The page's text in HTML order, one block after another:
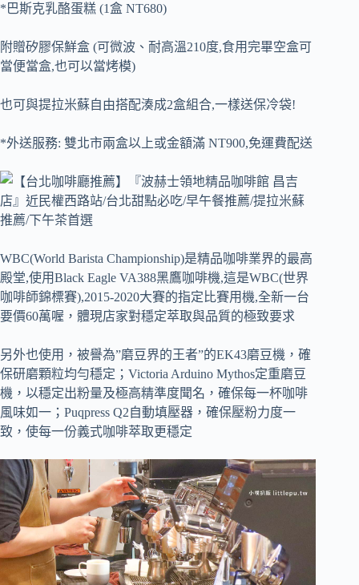
*巴斯克乳酪蛋糕 (1盒 NT680)
附贈矽膠保鮮盒 (可微波、耐高溫210度,食用完畢空盒可
當便當盒,也可以當烤模)
也可與提拉米蘇自由搭配湊成2盒組合,一樣送保冷袋!
*外送服務: 雙北市兩盒以上或金額滿 NT900,免運費配送
WBC(World Barista Championship)是精品咖啡業界的最高
殿堂,使用Black Eagle VA388黑鷹咖啡機,這是WBC(世界
咖啡師錦標賽),2015-2020大賽的指定比賽用機,全新一台
要價60萬喔，體現店家對穩定萃取與品質的極致要求
另外也使用，被譽為”磨豆界的王者”的EK43磨豆機，確
保研磨顆粒均勻穩定；Victoria Arduino Mythos定重磨豆
機，以穩定出粉量及極高精準度聞名，確保每一杯咖啡
風味如一；Puqpress Q2自動填壓器，確保壓粉力度一
致，使每一份義式咖啡萃取更穩定